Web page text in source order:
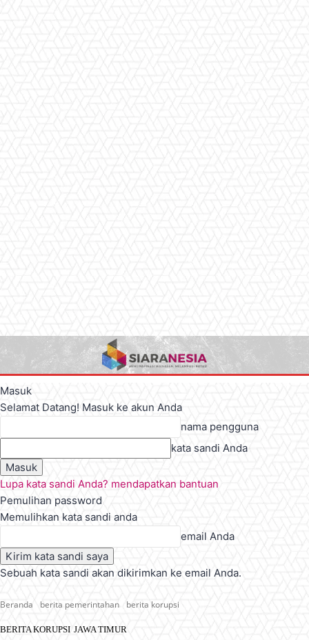
Masuk
Selamat Datang! Masuk ke akun Anda
nama pengguna
kata sandi Anda
Lupa kata sandi Anda? mendapatkan bantuan
Pemulihan password
Memulihkan kata sandi anda
email Anda
Sebuah kata sandi akan dikirimkan ke email Anda.
Beranda berita pemerintahan berita korupsi
BERITA KORUPSI JAWA TIMUR